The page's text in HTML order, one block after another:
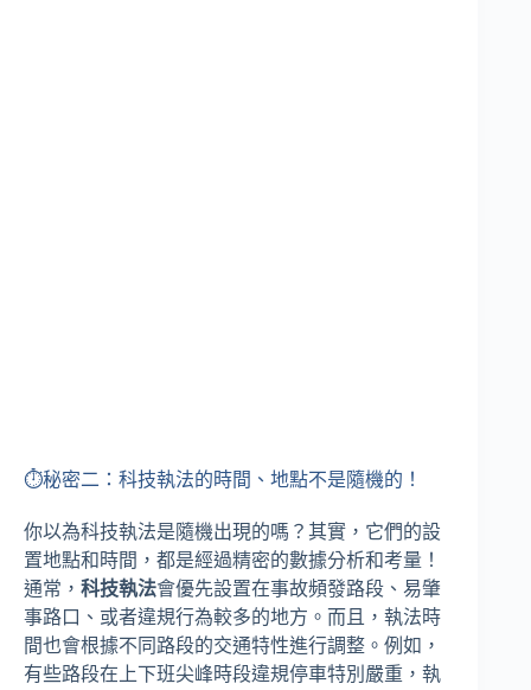
⏱️秘密二：科技執法的時間、地點不是隨機的！
你以為科技執法是隨機出現的嗎？其實，它們的設
置地點和時間，都是經過精密的數據分析和考量！
通常， 科技執法會優先設置在事故頻發路段、易肇
事路口、或者違規行為較多的地方。而且，執法時
間也會根據不同路段的交通特性進行調整。例如，
有些路段在上下班尖峰時段違規停車特別嚴重，執